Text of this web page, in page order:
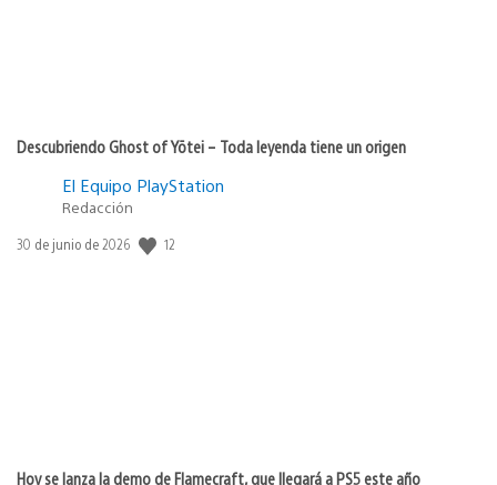
Descubriendo Ghost of Yōtei – Toda leyenda tiene un origen
El Equipo PlayStation
Redacción
Fecha
30 de junio de 2026 12
Hoy se lanza la demo de Flamecraft, que llegará a PS5 este año